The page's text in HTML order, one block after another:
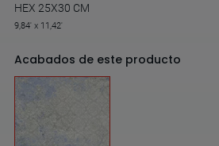
HEX 25X30 CM
9,84' x 11,42'
Acabados de este producto